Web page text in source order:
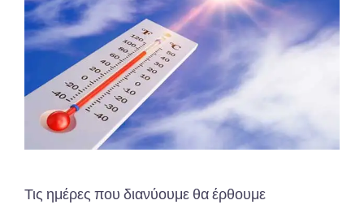
Τις ημέρες που διανύουμε θα έρθουμε